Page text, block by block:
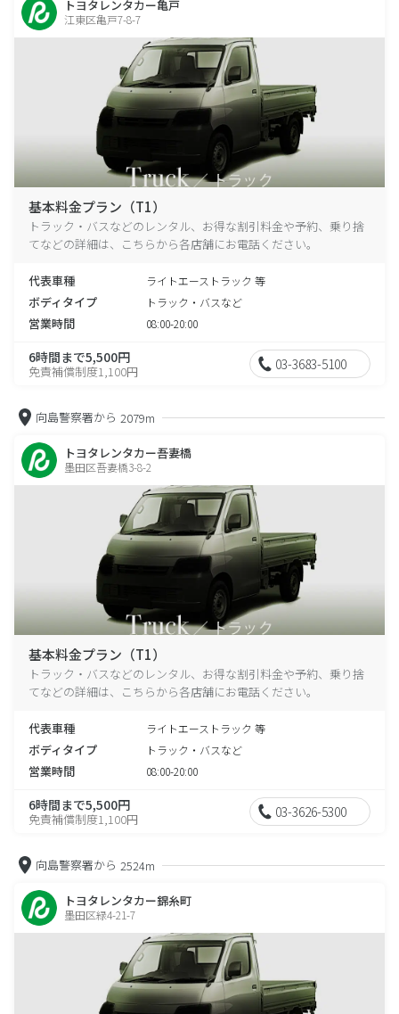
トヨタレンタカー亀戸
江東区亀戸7-8-7
基本料金プラン（T1）
トラック・バスなどのレンタル、お得な割引料金や予約、乗り捨
てなどの詳細は、こちらから各店舗にお電話ください。
代表車種 ライトエーストラック 等
ボディタイプ トラック・バスなど
営業時間 08:00-20:00
6時間まで5,500円
免責補償制度1,100円 03-3683-5100
向島警察署から 2079m
トヨタレンタカー吾妻橋
墨田区吾妻橋3-8-2
基本料金プラン（T1）
トラック・バスなどのレンタル、お得な割引料金や予約、乗り捨
てなどの詳細は、こちらから各店舗にお電話ください。
代表車種 ライトエーストラック 等
ボディタイプ トラック・バスなど
営業時間 08:00-20:00
6時間まで5,500円
免責補償制度1,100円 03-3626-5300
向島警察署から 2524m
トヨタレンタカー錦糸町
墨田区緑4-21-7